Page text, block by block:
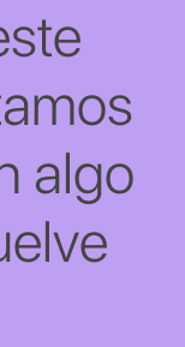
algo